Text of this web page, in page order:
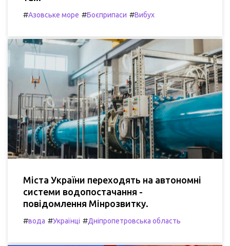
#Азовське море #Боєприпаси #Вибух
Міста України переходять на автономні
системи водопостачання -
повідомлення Мінрозвитку.
#вода #Українці #Дніпропетровська область